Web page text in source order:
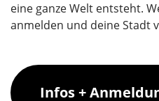
eine ganze Welt entsteht.
anmelden und deine Stadt
Infos +